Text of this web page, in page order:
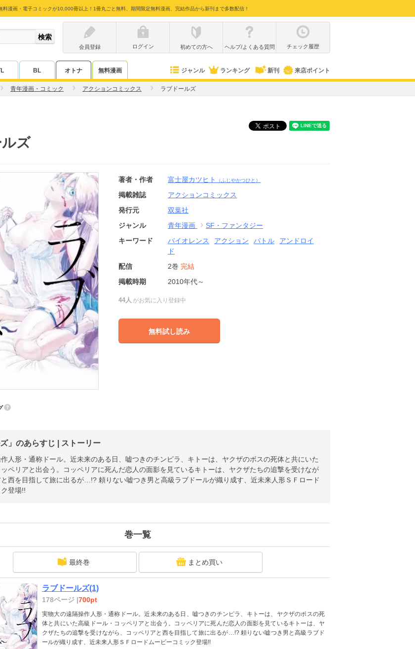
料漫画・電子コミックが10,000冊以上！1冊丸ごと無料、期間限定無料漫画、完結作品から新刊まで多数配信！
会員登録
ログイン 初めての方へ ヘルプ/よくある質問 チェック履歴
BL オトナ 無料漫画 ジャンル ランキング 新刊 来店ポイント
青年漫画・コミック アクションコミックス ラブドールズ
ズ
著者・作者 富士屋カツヒト （ふじやかつひと）
掲載雑誌
アクションコミックス
発行元
双葉社
ジャンル
青年漫画
SF・ファンタジー
キーワード
バイオレンス アクション バトル
アンドロイ
ド
配信
2巻 完結
掲載時期
2010年代～
44人 がお気に入り登録中
無料試し読み
ズ」のあらすじ | ストーリー
人形・通称ドール。近未来のある日、嘘つきのチンピラ、キトーは、ヤクザのボスの死体と共にいた
ペリアと出会う。コッペリアに死んだ恋人の面影を見ているキトーは、ヤクザたちの追撃を受けなが
西を目指して旅に出るが…!? 頼りない嘘つき男と高級ラブドールが織り成す、近未来人形ＳＦロード
登場!!
巻一覧
最終巻 まとめ買い
ラブドールズ(1)
178ページ |700pt
実物大の遠隔操作人形・通称ドール。近未来のある日、嘘つきのチンピラ、キトーは、ヤクザのボスの死
体と共にいた高級ドール・コッペリアと出会う。コッペリアに死んだ恋人の面影を見ているキトーは、ヤ
クザたちの追撃を受けながら、コッペリアと西を目指して旅に出るが…!? 頼りない嘘つき男と高級ラブド
ールが織り成す、近未来人形ＳＦロードムービーコミック登場!!